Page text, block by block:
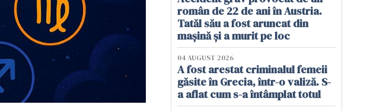
român de 22 de ani în Austria.
Tatăl său a fost aruncat din
mașină și a murit pe loc
04 AUGUST 2026
A fost arestat criminalul femeii
găsite în Grecia, într-o valiză. S-
a aflat cum s-a întâmplat totul